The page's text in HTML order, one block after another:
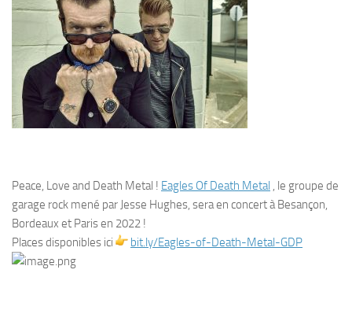
Peace, Love and Death Metal ! Eagles Of Death Metal , le groupe de
garage rock mené par Jesse Hughes, sera en concert à Besançon,
Bordeaux et Paris en 2022 !
Places disponibles ici
bit.ly/Eagles-of-Death-Metal-GDP